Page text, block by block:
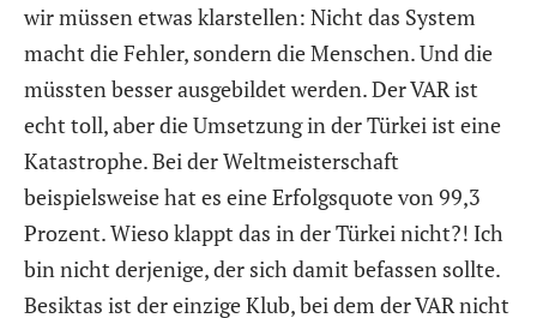
wir müssen etwas klarstellen: Nicht das System
macht die Fehler, sondern die Menschen. Und die
müssten besser ausgebildet werden. Der VAR ist
echt toll, aber die Umsetzung in der Türkei ist eine
Katastrophe. Bei der Weltmeisterschaft
beispielsweise hat es eine Erfolgsquote von 99,3
Prozent. Wieso klappt das in der Türkei nicht?! Ich
bin nicht derjenige, der sich damit befassen sollte.
Besiktas ist der einzige Klub, bei dem der VAR nicht